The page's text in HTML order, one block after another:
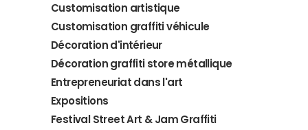
Customisation artistique
Customisation graffiti véhicule
Décoration d'intérieur
Décoration graffiti store métallique
Entrepreneuriat dans l'art
Expositions
Festival Street Art & Jam Graffiti